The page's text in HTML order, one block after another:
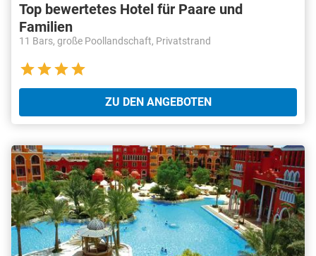
Top bewertetes Hotel für Paare und
Familien
11 Bars, große Poollandschaft, Privatstrand
ZU DEN ANGEBOTEN